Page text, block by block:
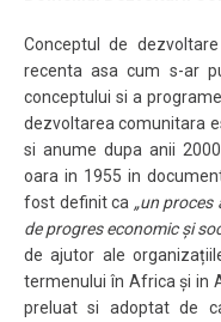
Conceptul de
recenta asa cum s-ar
conceptului si a
dezvoltarea comunitara
si anume dupa anii
oara in 1955 in
fost definit ca „un
de progres economic și
de ajutor ale
termenului în Africa și in
preluat si adoptat de